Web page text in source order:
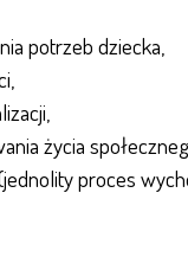
potrzeb dziecka,
życia
proces